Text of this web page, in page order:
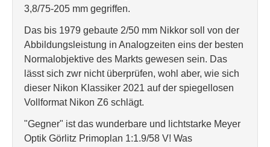
3,8/75-205 mm gegriffen.
Das bis 1979 gebaute 2/50 mm Nikkor soll von der
Abbildungsleistung in Analogzeiten eins der besten
Normalobjektive des Markts gewesen sein. Das
lässt sich zwr nicht überprüfen, wohl aber, wie sich
dieser Nikon Klassiker 2021 auf der spiegellosen
Vollformat Nikon Z6 schlägt.
"Gegner" ist das wunderbare und lichtstarke Meyer
Optik Görlitz Primoplan 1:1.9/58 V! Was